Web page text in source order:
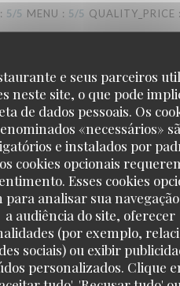
e seus parceiros
neste site, o que pode
de dados pessoais. Os
«necessários»
e instalados por
cookies opcionais
Esses cookies
para analisar sua
a audiência do site, oferecer
(por exemplo,
sociais) ou exibir
personalizados. Clique
: 5/5 MENU : 5/5 QUALITY_PRICE
PARIS ((abre numa nova janela))